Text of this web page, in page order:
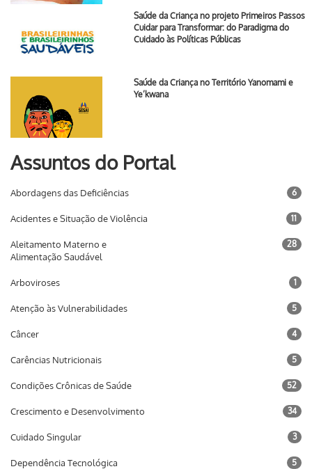
Saúde da Criança no projeto Primeiros Passos
Cuidar para Transformar: do Paradigma do
Cuidado às Políticas Públicas
Saúde da Criança no Território Yanomami e
Ye’kwana
Assuntos do Portal
Abordagens das Deficiências 6
Acidentes e Situação de Violência 11
Aleitamento Materno e
Alimentação Saudável
28
Arboviroses 1
Atenção às Vulnerabilidades 5
Câncer 4
Carências Nutricionais 5
Condições Crônicas de Saúde 52
Crescimento e Desenvolvimento 34
Cuidado Singular 3
Dependência Tecnológica 5